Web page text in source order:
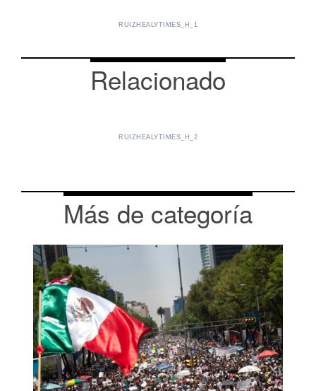
RUIZHEALYTIMES_H_1
Relacionado
RUIZHEALYTIMES_H_2
Más de categoría